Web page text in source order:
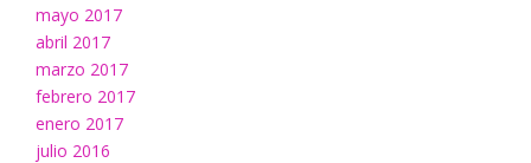
mayo 2017
abril 2017
marzo 2017
febrero 2017
enero 2017
julio 2016